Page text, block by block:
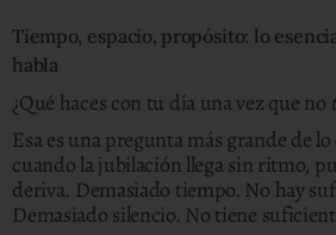
Tiempo, espacio, propósito: lo
habla
¿Qué haces con tu día una vez que no
Esa es una pregunta más grande de
cuando la jubilación llega sin ritmo,
deriva. Demasiado tiempo. No hay
Demasiado silencio. No tiene